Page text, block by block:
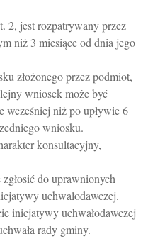
2, jest rozpatrywany przez
niż 3 miesiące od dnia jego
złożonego przez podmiot,
wniosek może być
wcześniej niż po upływie 6
wniosku.
konsultacyjny,
do uprawnionych
uchwałodawczej.
inicjatywy uchwałodawczej
rady gminy.